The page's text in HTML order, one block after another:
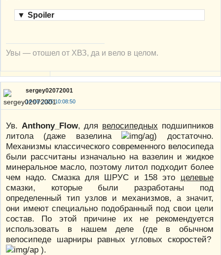
▼ Spoiler
Увы — отошел от ХВЗ, да и вело в целом.
sergey02072001
14-08-2025 10:08:50
Ув. Anthony_Flow, для велосипедных подшипников
литола (даже вазелина
) достаточно.
Механизмы классического современного велосипеда
были рассчитаны изначально на вазелин и жидкое
минеральное масло, поэтому литол подходит более
чем надо. Смазка для ШРУС и 158 это целевые
смазки, которые были разработаны под
определенный тип узлов и механизмов, а значит,
они имеют специально подобранный под свои цели
состав. По этой причине их не рекомендуется
использовать в нашем деле (где в обычном
велосипеде шарниры равных угловых скоростей?
).